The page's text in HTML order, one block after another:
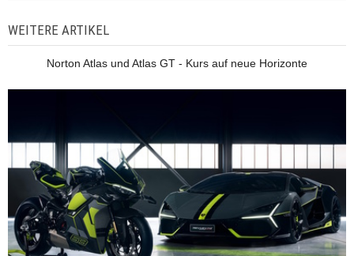
WEITERE ARTIKEL
Norton Atlas und Atlas GT - Kurs auf neue Horizonte